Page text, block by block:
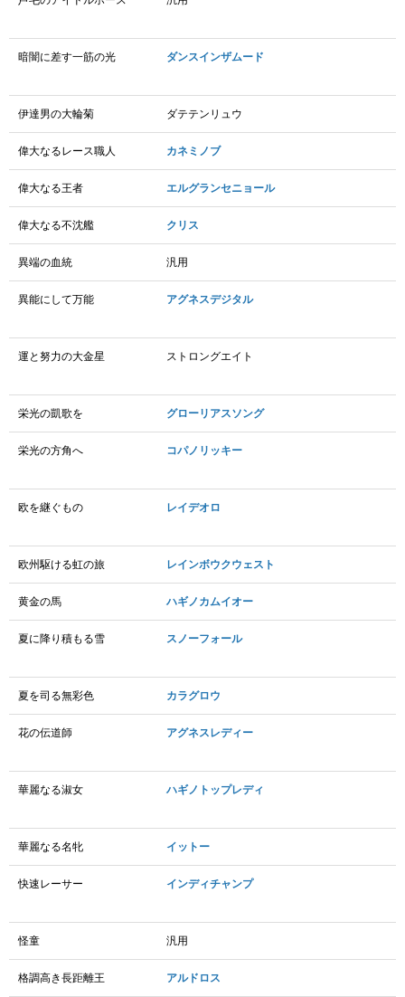
暗闇に差す一筋の光 ダンスインザムード
伊達男の大輪菊 ダテテンリュウ
偉大なるレース職人 カネミノブ
偉大なる王者 エルグランセニョール
偉大なる不沈艦 クリス
異端の血統 汎用
異能にして万能 アグネスデジタル
運と努力の大金星 ストロングエイト
栄光の凱歌を グローリアスソング
栄光の方角へ コパノリッキー
欧を継ぐもの レイデオロ
欧州駆ける虹の旅 レインボウクウェスト
黄金の馬 ハギノカムイオー
夏に降り積もる雪 スノーフォール
夏を司る無彩色 カラグロウ
花の伝道師 アグネスレディー
華麗なる淑女 ハギノトップレディ
華麗なる名牝 イットー
快速レーサー インディチャンプ
怪童 汎用
格調高き長距離王 アルドロス